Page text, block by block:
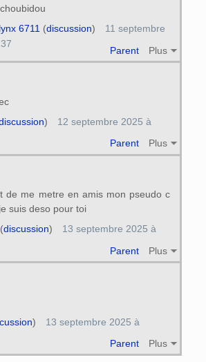
Parent Plus
6711(discussion)
11 septembre
Parent Plus
)
12 septembre 2025 à
de me metre en amis mon pseudo c
suis deso pour toi
Parent Plus
discussion)
13 septembre 2025 à
Parent Plus
)
13 septembre 2025 à